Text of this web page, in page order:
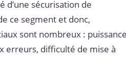
d’une sécurisation de
ce segment et donc,
sont nombreux :
erreurs, difficulté de mise à